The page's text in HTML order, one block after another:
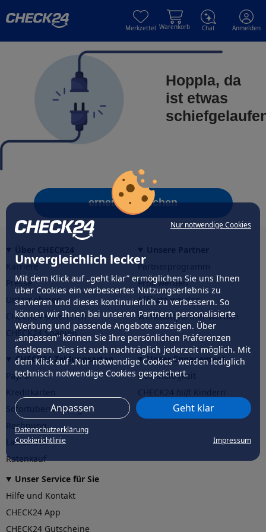
Nur notwendige Cookies
Unvergleichlich lecker
Mit dem Klick auf „geht klar” ermöglichen Sie uns Ihnen
über Cookies ein verbessertes Nutzungserlebnis zu
servieren und dieses kontinuierlich zu verbessern. So
können wir Ihnen bei unseren Partnern personalisierte
Werbung und passende Angebote anzeigen. Über
„anpassen” können Sie Ihre persönlichen Präferenzen
festlegen. Dies ist auch nachträglich jederzeit möglich. Mit
dem Klick auf „Nur notwendige Cookies” werden lediglich
technisch notwendige Cookies gespeichert.
Anpassen Geht klar
Datenschutzerklärung
Cookierichtlinie
Impressum
Merkzettel Warenkorb Chat Anmelden
Hoppla, da
ist etwas
erneut versuchen
Karriere
Presse
Unternehmen
CHECK24 Österreich
CHECK24 Spanien
Partnerprogramm
Profi werden
Affiliate werden
Werkstattpartner werden
CHECK24 Zahlungsarten
PayPal
Sofortüberweisung
Rechnung
Lastschrift
Ratenkauf
Unser Engagement
Nachhaltigkeit
CHECK24hilftder Natur
Unser Service für Sie
Hilfe und Kontakt
CHECK24 App
CHECK24 Gutscheine